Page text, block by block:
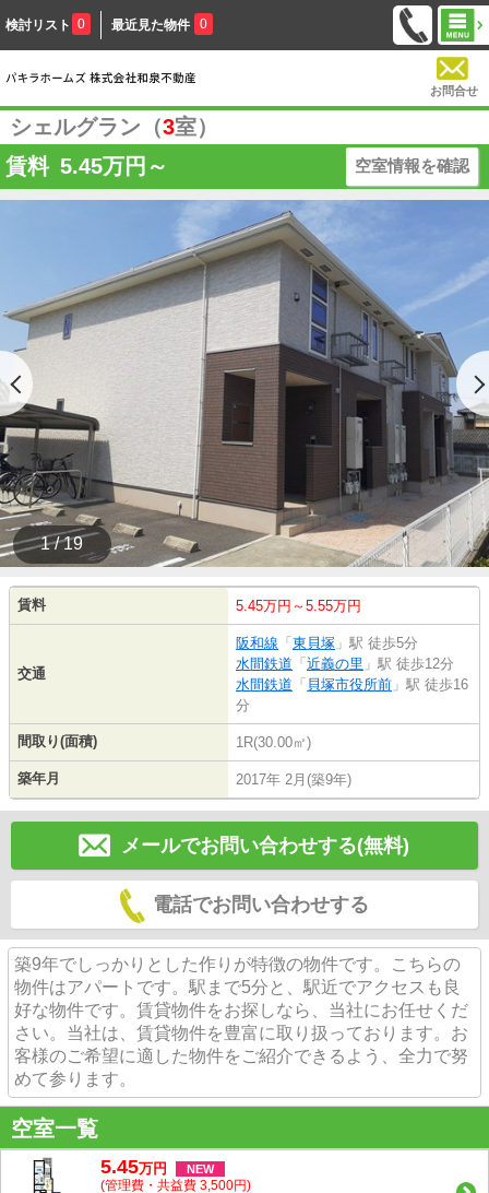
検討リスト 0 最近見た物件 0
お問合せ
シェルグラン（3室）
賃料 5.45万円～ 空室情報を確認
1 / 19
賃料 5.45万円～5.55万円
交通
阪和線 「 東貝塚 」駅 徒歩5分
水間鉄道 「 近義の里 」駅 徒歩12分
水間鉄道 「 貝塚市役所前 」駅 徒歩16
分
間取り(面積) 1R(30.00㎡)
築年月 2017年 2月(築9年)
メールでお問い合わせする(無料)
電話でお問い合わせする
築9年でしっかりとした作りが特徴の物件です。こちらの
物件はアパートです。駅まで5分と、駅近でアクセスも良
好な物件です。賃貸物件をお探しなら、当社にお任せくだ
さい。当社は、賃貸物件を豊富に取り扱っております。お
客様のご希望に適した物件をご紹介できるよう、全力で努
めて参ります。
空室一覧
5.45万円 NEW
(管理費・共益費 3,500円)